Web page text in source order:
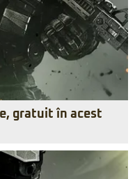
gratuit în acest